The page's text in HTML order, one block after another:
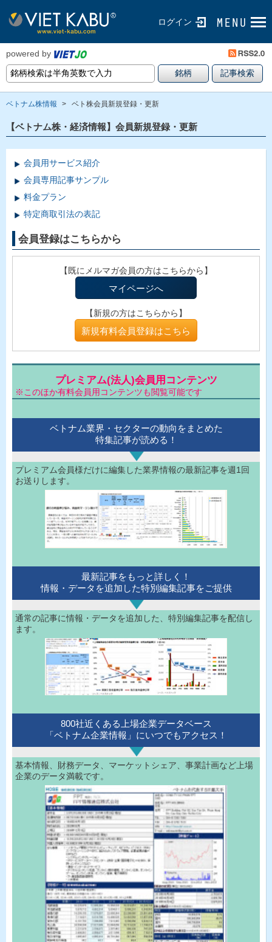
ログイン
powered by
ベトナム株情報 > ベト株会員新規登録・更新
【ベトナム株・経済情報】会員新規登録・更新
会員用サービス紹介
会員専用記事サンプル
料金プラン
特定商取引法の表記
会員登録はこちらから
【既にメルマガ会員の方はこちらから】
マイページへ
【新規の方はこちらから】
新規有料会員登録はこちら
プレミアム(法人)会員用コンテンツ
※このほか有料会員用コンテンツも閲覧可能です
ベトナム業界・セクターの動向をまとめた
特集記事が読める！
プレミアム会員様だけに編集した業界情報の最新記事を週1回
お送りします。
最新記事をもっと詳しく！
情報・データを追加した特別編集記事をご提供
通常の記事に情報・データを追加した、特別編集記事を配信し
ます。
800社近くある上場企業データベース
「ベトナム企業情報」にいつでもアクセス！
基本情報、財務データ、マーケットシェア、事業計画など上場
企業のデータ満載です。